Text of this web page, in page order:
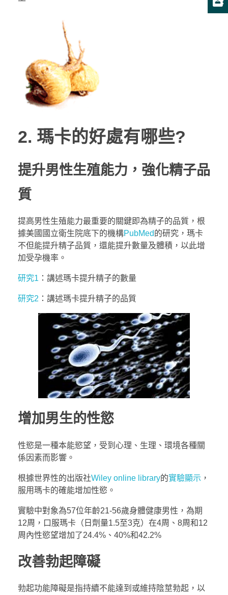
2. 瑪卡的好處有哪些?
提升男性生殖能力，強化精子品
質
提高男性生殖能力最重要的關鍵即為精子的品質，根
據美國國立衛生院底下的機構PubMed 的研究，瑪卡
不但能提升精子品質，還能提升數量及體積，以此增
加受孕機率。
研究1 ：講述瑪卡提升精子的數量
研究2 ：講述瑪卡提升精子的品質
增加男生的性慾
性慾是一種本能慾望，受到心理、生理、環境各種關
係因素而影響。
根據世界性的出版社Wiley online library的實驗顯示 ，
服用瑪卡的確能增加性慾。
實驗中對象為57位年齡21-56歲身體健康男性，為期
12周，口服瑪卡（日劑量1.5至3克）在4周、8周和12
周內性慾望增加了24.4%、40%和42.2%
改善勃起障礙
勃起功能障礙是指持續不能達到或維持陰莖勃起，以